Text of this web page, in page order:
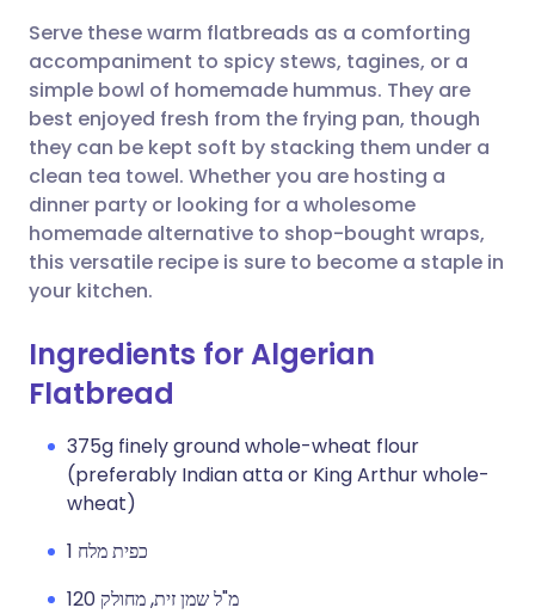
שתף דרך WhatsApp
העתק קישור
🇸🇦 عربي 🇸🇪 Svenska
Serve these warm flatbreads as a comforting
accompaniment to spicy stews, tagines, or a
simple bowl of homemade hummus. They are
best enjoyed fresh from the frying pan, though
they can be kept soft by stacking them under a
clean tea towel. Whether you are hosting a
dinner party or looking for a wholesome
homemade alternative to shop-bought wraps,
this versatile recipe is sure to become a staple in
your kitchen.
Ingredients for Algerian
Flatbread
375g finely ground whole-wheat flour
(preferably Indian atta or King Arthur whole-
wheat)
1 כפית מלח
120 מ"ל שמן זית, מחולק